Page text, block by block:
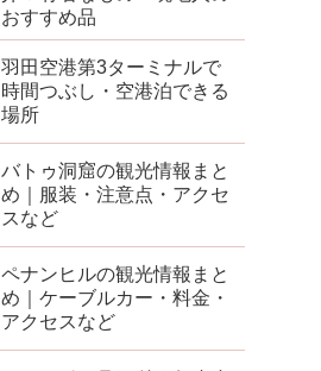
おすすめ品
羽田空港第3ターミナルで
時間つぶし・空港泊できる
場所
バトゥ洞窟の観光情報まと
め｜服装・注意点・アクセ
スなど
ペナンヒルの観光情報まと
め｜ケーブルカー・料金・
アクセスなど